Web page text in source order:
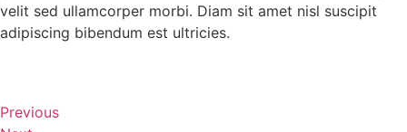
velit sed ullamcorper morbi. Diam sit amet nisl suscipit
adipiscing bibendum est ultricies.
Previous